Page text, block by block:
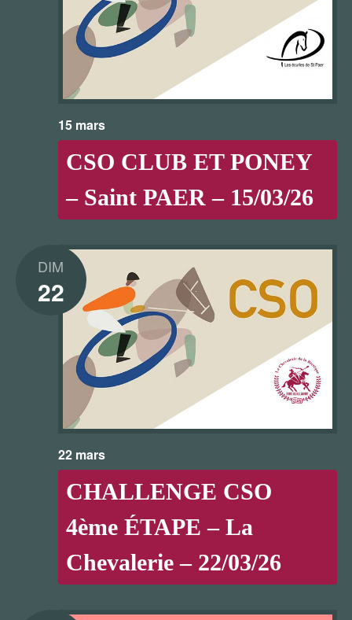
CSO CLUB ET PONEY
– Saint PAER – 15/03/26
15 mars
DIM
22
CHALLENGE CSO
4ème ÉTAPE – La
Chevalerie – 22/03/26
22 mars